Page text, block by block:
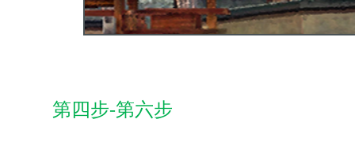
第四步-第六步